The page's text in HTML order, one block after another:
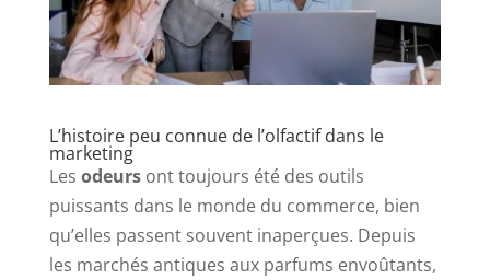
L’histoire peu connue de l’olfactif dans le
marketing
Les odeursont toujours été des outils
puissants dans le monde du commerce, bien
qu’elles passent souvent inaperçues. Depuis
les marchés antiques aux parfums envoûtants,